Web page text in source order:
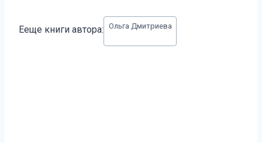
записи:
Ееще книги автора: Ольга Дмитриева